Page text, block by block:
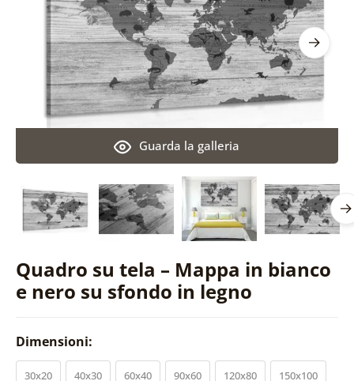
Quadro su tela – Mappa in bianco
e nero su sfondo in legno
Guarda la galleria
Dimensioni:
30x20 40x30 60x40 90x60 120x80 150x100